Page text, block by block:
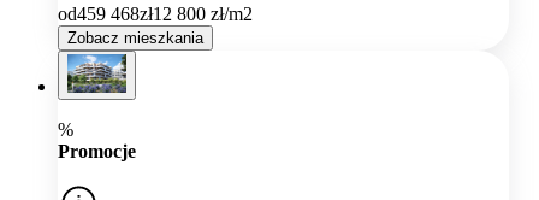
od459 468zł12 800 zł/m2
Zobacz mieszkania
%
Promocje